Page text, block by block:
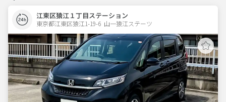
江東区猿江１丁目ステーション
東京都江東区猿江1-19-6  山一猿江ステーツ